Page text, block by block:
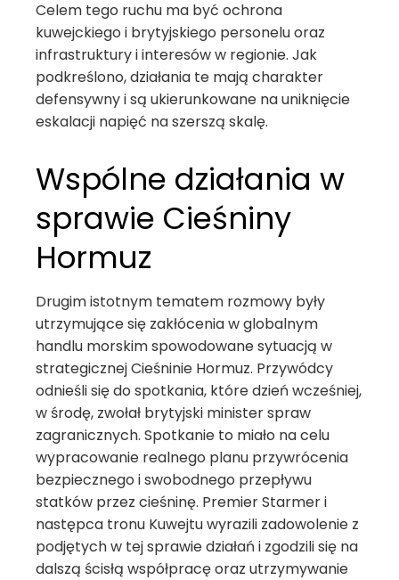
Celem tego ruchu ma być ochrona
kuwejckiego i brytyjskiego personelu oraz
infrastruktury i interesów w regionie. Jak
podkreślono, działania te mają charakter
defensywny i są ukierunkowane na uniknięcie
eskalacji napięć na szerszą skalę.
Wspólne działania w
sprawie Cieśniny
Hormuz
Drugim istotnym tematem rozmowy były
utrzymujące się zakłócenia w globalnym
handlu morskim spowodowane sytuacją w
strategicznej Cieśninie Hormuz. Przywódcy
odnieśli się do spotkania, które dzień wcześniej,
w środę, zwołał brytyjski minister spraw
zagranicznych. Spotkanie to miało na celu
wypracowanie realnego planu przywrócenia
bezpiecznego i swobodnego przepływu
statków przez cieśninę. Premier Starmer i
następca tronu Kuwejtu wyrazili zadowolenie z
podjętych w tej sprawie działań i zgodzili się na
dalszą ścisłą współpracę oraz utrzymywanie